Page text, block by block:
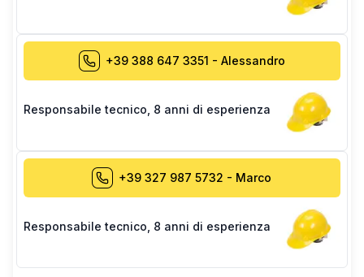
+39 388 647 3351 - Alessandro
Responsabile tecnico 8 anni di esperienza
+39 327 987 5732 - Marco
Responsabile tecnico 8 anni di esperienza